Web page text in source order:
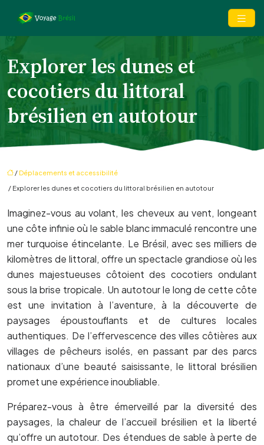
Explorer les dunes et
cocotiers du littoral
brésilien en autotour
/ Déplacements et accessibilité
/ Explorer les dunes et cocotiers du littoral brésilien en autotour
Imaginez-vous au volant, les cheveux au vent, longeant
une côte infinie où le sable blanc immaculé rencontre une
mer turquoise étincelante. Le Brésil, avec ses milliers de
kilomètres de littoral, offre un spectacle grandiose où les
dunes majestueuses côtoient des cocotiers ondulant
sous la brise tropicale. Un autotour le long de cette côte
est une invitation à l’aventure, à la découverte de
paysages époustouflants et de cultures locales
authentiques. De l’effervescence des villes côtières aux
villages de pêcheurs isolés, en passant par des parcs
nationaux d’une beauté saisissante, le littoral brésilien
promet une expérience inoubliable.
Préparez-vous à être émerveillé par la diversité des
paysages, la chaleur de l’accueil brésilien et la liberté
qu’offre un autotour. Des étendues de sable à perte de